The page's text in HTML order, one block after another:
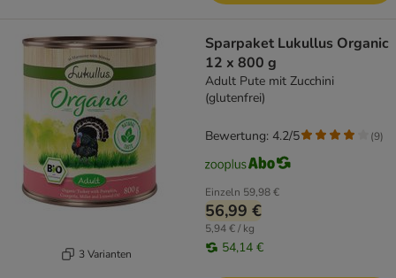
3 Varianten
Sparpaket Lukullus Organic
12 x 800 g
Adult Pute mit Zucchini
(glutenfrei)
Einzeln 59,98 €
56,99 €
5,94 € / kg
54,14 €
Bewertung: 4.2/5 (9)